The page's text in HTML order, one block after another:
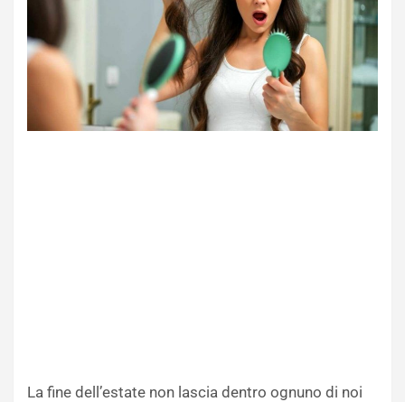
La fine dell’estate non lascia dentro ognuno di noi